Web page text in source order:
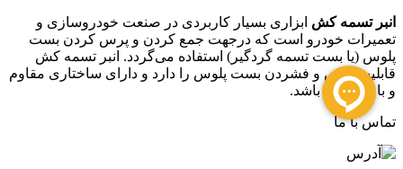
انبر تسمه کش ابزاری بسیار کاربردی در صنعت خودروسازی و
تعمیرات خودرو است که درجهت جمع کردن و پرس کردن بست
پلوس (یا بست تسمه گردگیر) استفاده می‌گردد. انبر تسمه کش
قابلیت پرس و فشردن بست پلوس را دارد و دارای ساختاری مقاوم
و با دوام می باشد.
تماس با ما